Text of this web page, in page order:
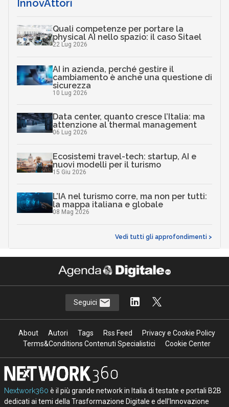
InnovAttori
Quali competenze per portare la
physical AI nello spazio: il caso Sitael
22 Lug 2026
AI in azienda, perché gestire il
cambiamento è anche una questione di
sicurezza
10 Lug 2026
Data center, quanto cresce l’Italia: ma
attenzione al thermal management
06 Lug 2026
Ecosistemi travel-tech: startup, AI e
nuovi modelli per il turismo
15 Giu 2026
L’IA nel turismo corre, ma non per tutti:
la mappa italiana e globale
08 Mag 2026
Vedi tutti gli approfondimenti >
Seguici
About Autori Tags Rss Feed
Privacy e Cookie Policy
Terms&Conditions Contenuti Specialistici
Cookie Center
Nextwork360 è il più grande network in Italia di testate e portali B2B
dedicati ai temi della Trasformazione Digitale e dell’Innovazione